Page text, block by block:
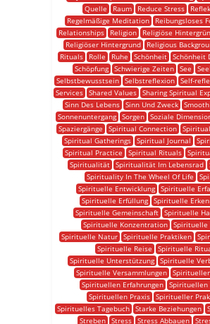
Quelle
Raum Reduce Stress
Regelmäßige Meditation
Reibungsloses
Relationships
Religion Religiöse
Religiöser Hintergrund
Religious
Rituals
Rolle Ruhe Schönheit Schönheit
Schöpfung
Schwierige Zeiten See
Selbstbewusstsein
Selbstreflexion Self-
Services Shared Values Sharing Spiritual
Sinn Des Lebens Sinn Und Zweck
Sonnenuntergang Sorgen Soziale
Spaziergänge
Spiritual Connection
Spiritual Gatherings
Spiritual Journal
Spiritual Practice
Spiritual Rituals
Spiritualität Spiritualität Im Lebensrad
Spirituality In The Wheel Of Life
Spirituelle Entwicklung
Spirituelle
Spirituelle Erfüllung Spirituelle
Spirituelle Gemeinschaft
Spirituelle
Spirituelle Konzentration
Spirituelle
Spirituelle Natur Spirituelle Praktiken
Spirituelle Reise
Spirituelle
Spirituelle Unterstützung
Spirituelle
Spirituelle Versammlungen
Spirituellen Erfahrungen
Spirituellen
Spirituellen Praxis Spiritueller
Spirituelles Tagebuch Starke Beziehungen
Streben
Stress Stress Abbauen